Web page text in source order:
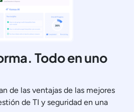
Todo en uno
de las ventajas de las mejores
de TI y seguridad en una